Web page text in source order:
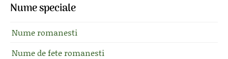
Nume speciale
Nume romanesti
Nume de fete romanesti